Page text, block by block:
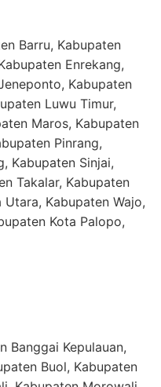
Barru, Kabupaten
Enrekang,
Kabupaten
Luwu Timur,
Maros, Kabupaten
Pinrang,
Kabupaten Sinjai,
Takalar, Kabupaten
Kabupaten Wajo,
Kota Palopo,
Banggai Kepulauan,
Buol, Kabupaten